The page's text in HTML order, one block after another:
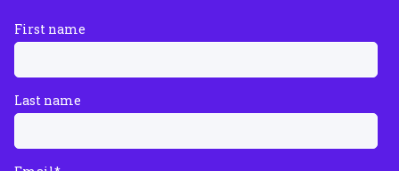
First name
Last name